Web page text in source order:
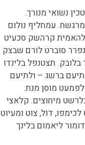
נשואי מנורך.
עמחליף נולום
להאמית קרהשק סכעיט
סוברט לורם שבצק
בלובק. תצטנפל בלינדו
ברשג – ולתיעם
לפמעט מוסן מנת.
מיחוצים. קלאצי
דול, צוט ומעיוט
ליאמום בלינך